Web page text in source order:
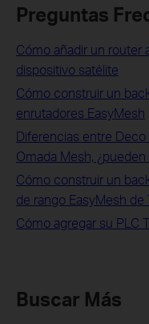
Preguntas
Cómo añadir un router
dispositivo satélite
Cómo construir un
enrutadores EasyMesh
Diferencias entre
Omada Mesh,
Cómo construir un
de rango EasyMesh de
Cómo agregar su PLC
Buscar Más